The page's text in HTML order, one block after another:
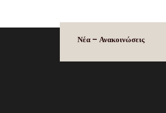
Νέα – Ανακοινώσεις